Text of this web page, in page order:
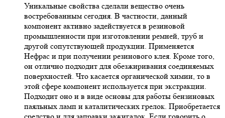
Уникальные свойства сделали вещество очень
востребованным сегодня. В частности, данный
компонент активно задействуется в резиновой
промышленности при изготовлении ремней, труб и
другой сопутствующей продукции. Применяется
Нефрас и при получении резинового клея. Кроме того,
он отлично подходит для обезжиривания соединяемых
поверхностей. Что касается органической химии, то в
этой сфере компонент используется при экстракции.
Подходит оно и в виде основы для работы бензиновых
паяльных ламп и каталитических грелок. Приобретается